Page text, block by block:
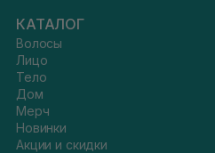
КАТАЛОГ
Волосы
Лицо
Тело
Дом
Мерч
Новинки
Акции и скидки